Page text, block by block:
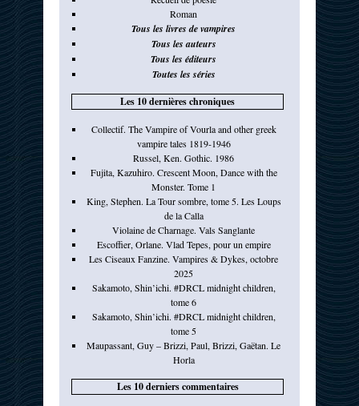
Roman
Tous les livres de vampires
Tous les auteurs
Tous les éditeurs
Toutes les séries
Les 10 dernières chroniques
Collectif. The Vampire of Vourla and other greek
vampire tales 1819-1946
Russel, Ken. Gothic. 1986
Fujita, Kazuhiro. Crescent Moon, Dance with the
Monster. Tome 1
King, Stephen. La Tour sombre, tome 5. Les Loups
de la Calla
Violaine de Charnage. Vals Sanglante
Escoffier, Orlane. Vlad Tepes, pour un empire
Les Ciseaux Fanzine. Vampires & Dykes, octobre
2025
Sakamoto, Shin’ichi. #DRCL midnight children,
tome 6
Sakamoto, Shin’ichi. #DRCL midnight children,
tome 5
Maupassant, Guy – Brizzi, Paul, Brizzi, Gaëtan. Le
Horla
Les 10 derniers commentaires